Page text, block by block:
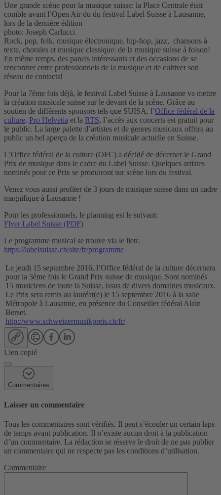
Une grande scène pour la musique suisse: la Place Centrale était
comble avant l’Open Air du du festival Label Suisse à Lausanne,
lors de la dernière édition
photo: Joseph Carlucci
Rock, pop, folk, musique électronique, hip-hop, jazz, chansons à
texte, chorales et musique classique: de la musique suisse à foison!
En même temps, des panels intéressants et des occasions de se
rencontrer entre professionnels de la musique et de cultiver son
réseau de contacts!
Pour la 7ème fois déjà, le festival Label Suisse à Lausanne va mettre
la création musicale suisse sur le devant de la scène. Grâce au
soutien de différents sponsors tels que SUISA, l’Office fédéral de la
culture, Pro Helvetia et la RTS, l’accès aux concerts est gratuit pour
le public. La large palette d’artistes et de genres musicaux offrira au
public un bel aperçu de la création musicale actuelle en Suisse.
L’Office fédéral de la culture (OFC) a décidé de décerner le Grand
Prix de musique dans le cadre du Label Suisse. Quelques artistes
nominés pour ce Prix se produiront sur scène lors du festival.
Venez vous aussi profiter de 3 jours de musique suisse dans un cadre
magnifique à Lausanne !
Pour les professionnels, le planning est le suivant:
Flyer Label Suisse (PDF)
Le programme musical se trouve via le lien:
https://labelsuisse.ch/site/fr/programme
Le jeudi 15 septembre 2016, l’Office fédéral de la culture décernera
pour la 3ème fois le Grand Prix suisse de musique. Sont nominés
15 musiciens de toute la Suisse, issus de divers domaines musicaux.
Le Prix sera remis au lauréat(e) le 15 septembre 2016 à la salle
Métropole à Lausanne, en présence du Conseiller fédéral Alain
Berset.
http://www.schweizermusikpreis.ch/fr/
Lien copié
Commentaires
Laisser un commentaire
Tous les commentaires sont vérifiés. Il peut s’écouler un certain laps
de temps avant publication. Il n’existe aucun droit à la publication
d’un commentaire. La rédaction se réserve le droit de ne pas publier
un commentaire qui ne respecte pas les conditions d’utilisation.
Commentaire